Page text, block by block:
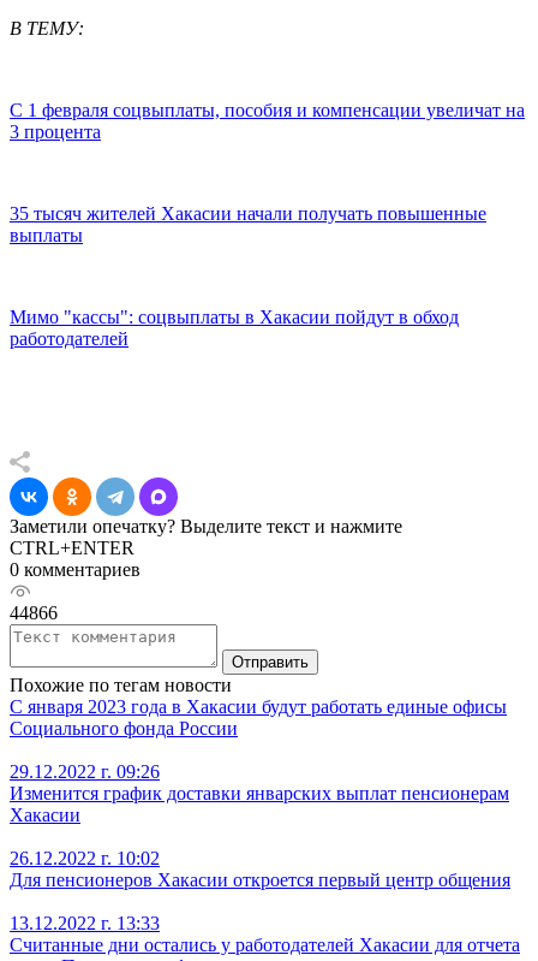
В ТЕМУ:
С 1 февраля соцвыплаты, пособия и компенсации увеличат на
3 процента
35 тысяч жителей Хакасии начали получать повышенные
выплаты
Мимо "кассы": соцвыплаты в Хакасии пойдут в обход
работодателей
Заметили опечатку? Выделите текст и нажмите
CTRL+ENTER
0 комментариев
44866
Отправить
Похожие по тегам новости
С января 2023 года в Хакасии будут работать единые офисы
Социального фонда России
29.12.2022 г. 09:26
Изменится график доставки январских выплат пенсионерам
Хакасии
26.12.2022 г. 10:02
Для пенсионеров Хакасии откроется первый центр общения
13.12.2022 г. 13:33
Считанные дни остались у работодателей Хакасии для отчета